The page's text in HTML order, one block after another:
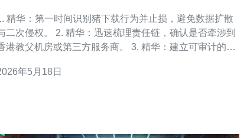
精华：第一时间识别猪下载行为并止损，避免数据扩散
二次侵权。 2. 精华：迅速梳理责任链，确认是否牵涉到
港教父机房或第三方服务商。 3. 精华：建立可审计的处
，企业在全球化运营中常遇到形形色色的内容合规问
年5月18日